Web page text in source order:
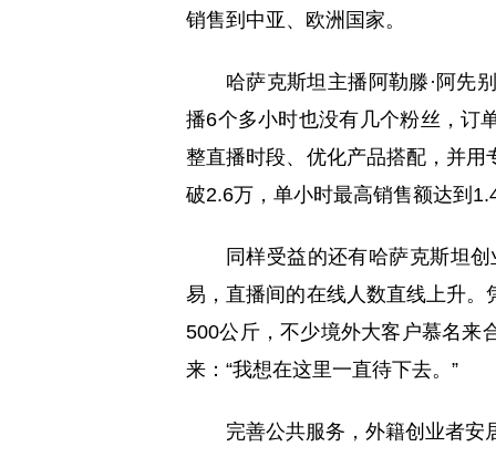
销售到中亚、欧洲国家。
哈萨克斯坦主播阿勒滕·阿先
播6个多小时也没有几个粉丝，订
整直播时段、优化产品搭配，并
破2.6万，单小时最高销售额达到
同样受益的还有哈萨克斯坦
易，直播间的在线人数直线上升
500公斤，不少境外大客户慕名来
来：“我想在这里一直待下去。”
完善公共服务，外籍创业者安